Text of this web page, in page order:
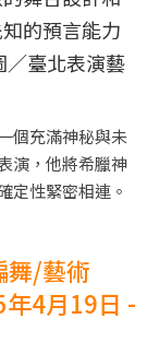
個充滿神秘與未
演，他將希臘神
定性緊密相連。
舞/藝術
4月19日 -